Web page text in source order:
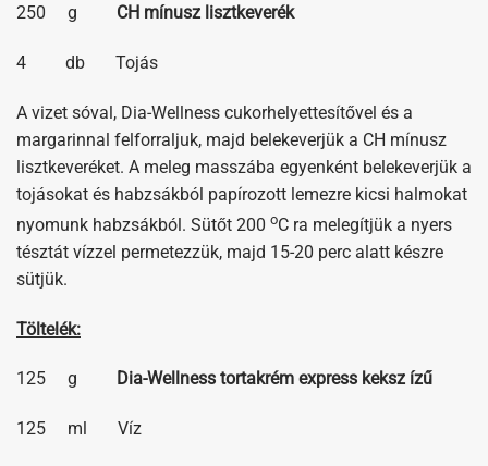
250 g CH mínusz lisztkeverék
4 db Tojás
A vizet sóval, Dia-Wellness cukorhelyettesítővel és a
margarinnal felforraljuk, majd belekeverjük a CH mínusz
lisztkeveréket. A meleg masszába egyenként belekeverjük a
tojásokat és habzsákból papírozott lemezre kicsi halmokat
nyomunk habzsákból. Sütőt 200 oC ra melegítjük a nyers
tésztát vízzel permetezzük, majd 15-20 perc alatt készre
sütjük.
Töltelék:
125 g Dia-Wellness tortakrém express keksz ízű
125 ml Víz